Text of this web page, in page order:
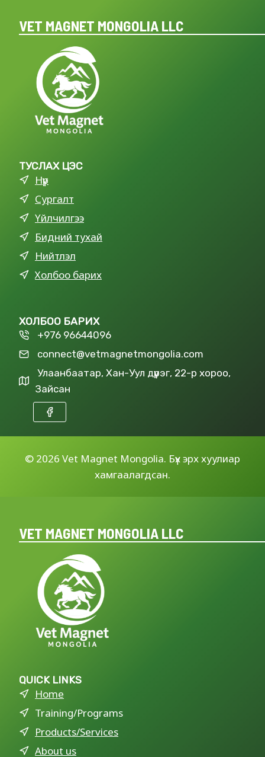
VET MAGNET MONGOLIA LLC
ТУСЛАХ ЦЭС
Нүүр
Сургалт
Үйлчилгээ
Бидний тухай
Нийтлэл
Холбоо барих
ХОЛБОО БАРИХ
+976 96644096
connect@vetmagnetmongolia.com
Улаанбаатар, Хан-Уул дүүрэг, 22-р хороо,
Зайсан
© 2026 Vet Magnet Mongolia. Бүх эрх хуулиар
хамгаалагдсан.
VET MAGNET MONGOLIA LLC
QUICK LINKS
Home
Training/Programs
Products/Services
About us